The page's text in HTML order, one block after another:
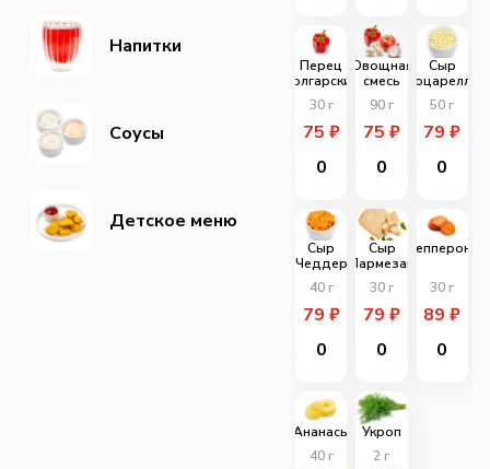
Напитки
Соусы
Детское меню
Перец
болгарский
30г
75 ₽
0
Овощная
смесь
90г
75 ₽
0
Сыр
моцарелла
50 г
79₽
0
Сыр
Чеддер
40г
79 ₽
0
Сыр
Пармезан
30г
79 ₽
0
Пепперони
30 г
89₽
0
Ананасы
40г
Укроп
2 г